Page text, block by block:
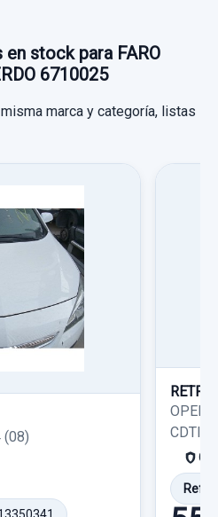
no incluidos.
INTERCOOLER 244118366 usado.
DESIGN
incluidos.
whatsapp
stock para FARO
6710025
marca y categoría, listas
(08)
OPEL
CDTI
Ref: